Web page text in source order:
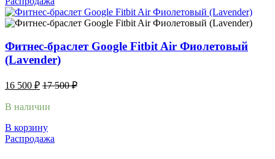
Фитнес-браслет Google Fitbit Air Фиолетовый
(Lavender)
16 500 ₽ 17 500₽
В наличии
В корзину
Распродажа